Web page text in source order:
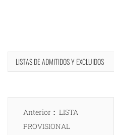
LISTAS DE ADMITIDOS Y EXCLUIDOS
Navegación
Anterior
Entrada
anterior:
LISTA
PROVISIONAL